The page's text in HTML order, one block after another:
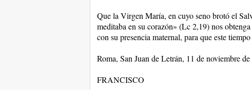
Que la Virgen María, en cuyo seno brotó el
meditaba en su corazón» (Lc 2,19) nos
con su presencia maternal, para que este
Roma, San Juan de Letrán, 11 de noviembre
FRANCISCO